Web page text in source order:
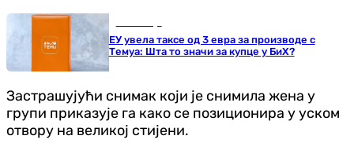
ЕУ увела таксе од 3 евра за производе с
Темуа: Шта то значи за купце у БиХ?
Застрашујући снимак који је снимила жена у
групи приказује га како се позиционира у уском
отвору на великој стијени.